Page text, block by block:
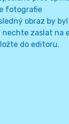
fotografie
obraz by
nechte zaslat na
do editoru.